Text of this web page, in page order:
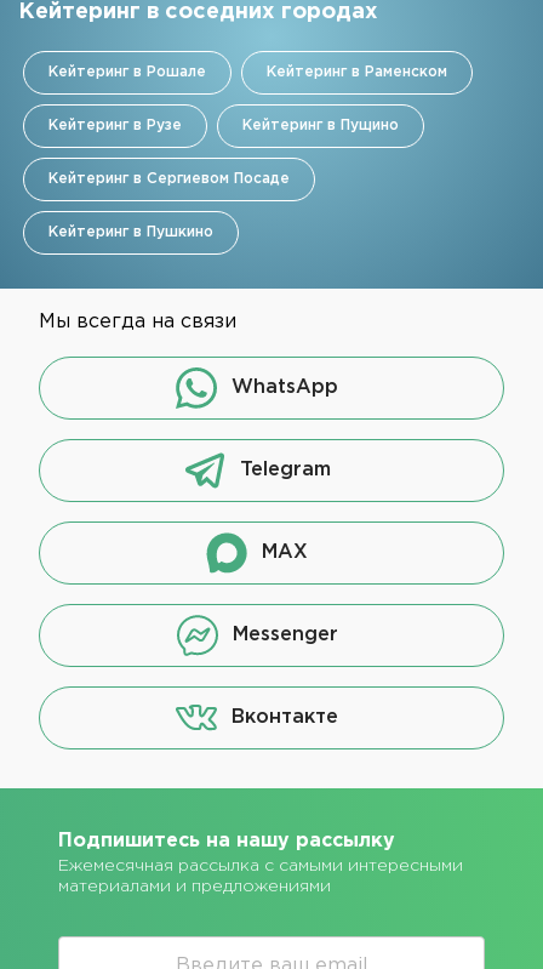
Кейтеринг в соседних городах
Кейтеринг в Рошале Кейтеринг в Раменском
Кейтеринг в Рузе Кейтеринг в Пущино
Кейтеринг в Сергиевом Посаде
Кейтеринг в Пушкино
Мы всегда на связи
WhatsApp
Telegram
MAX
Messenger
Вконтакте
Подпишитесь на нашу рассылку
Ежемесячная рассылка с самыми интересными
материалами и предложениями